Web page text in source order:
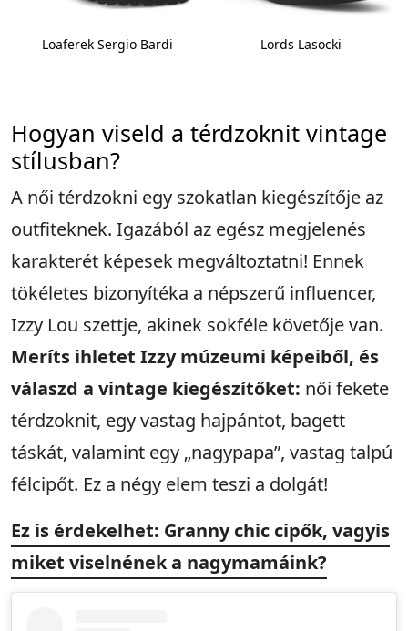
Loaferek Sergio Bardi Lords Lasocki
Hogyan viseld a térdzoknit vintage
stílusban?
A női térdzokni egy szokatlan kiegészítője az
outfiteknek. Igazából az egész megjelenés
karakterét képesek megváltoztatni! Ennek
tökéletes bizonyítéka a népszerű influencer,
Izzy Lou szettje, akinek sokféle követője van.
Meríts ihletet Izzy múzeumi képeiből, és
válaszd a vintage kiegészítőket: női fekete
térdzoknit, egy vastag hajpántot, bagett
táskát, valamint egy „nagypapa”, vastag talpú
félcipőt. Ez a négy elem teszi a dolgát!
Ez is érdekelhet: Granny chic cipők, vagyis
miket viselnének a nagymamáink?